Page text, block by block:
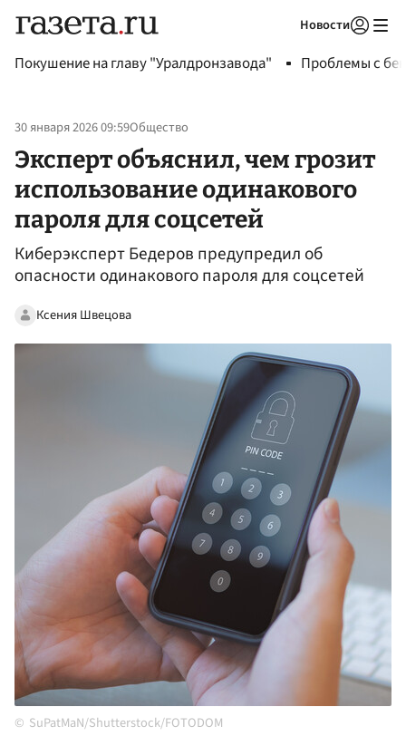
Новости
Покушение на главу "Уралдронзавода" Проблемы с
30 января 2026 09:59Общество
Эксперт объяснил, чем грозит
использование одинакового
пароля для соцсетей
Киберэксперт Бедеров предупредил об
опасности одинакового пароля для соцсетей
Ксения Швецова
SuPatMaN/Shutterstock/FOTODOM